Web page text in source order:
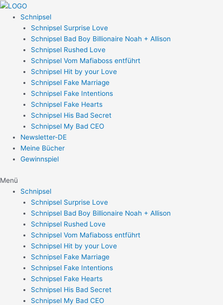
Zum
Inhalt
springen
Schnipsel
Schnipsel Surprise Love
Schnipsel Bad Boy Billionaire Noah + Allison
Schnipsel Rushed Love
Schnipsel Vom Mafiaboss entführt
Schnipsel Hit by your Love
Schnipsel Fake Marriage
Schnipsel Fake Intentions
Schnipsel Fake Hearts
Schnipsel His Bad Secret
Schnipsel My Bad CEO
Newsletter-DE
Meine Bücher
Gewinnspiel
Menü
Schnipsel
Schnipsel Surprise Love
Schnipsel Bad Boy Billionaire Noah + Allison
Schnipsel Rushed Love
Schnipsel Vom Mafiaboss entführt
Schnipsel Hit by your Love
Schnipsel Fake Marriage
Schnipsel Fake Intentions
Schnipsel Fake Hearts
Schnipsel His Bad Secret
Schnipsel My Bad CEO
Post
navigation